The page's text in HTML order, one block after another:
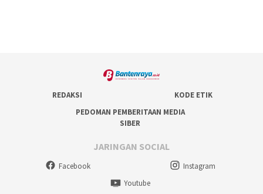
REDAKSI
KODE ETIK
PEDOMAN PEMBERITAAN MEDIA
SIBER
JARINGAN SOCIAL
Facebook
Instagram
Youtube